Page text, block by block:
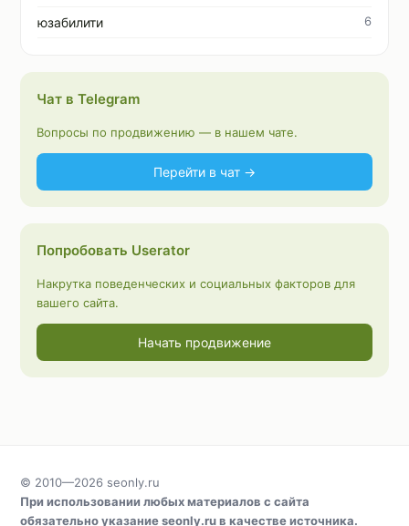
юзабилити 6
Чат в Telegram
Вопросы по продвижению — в нашем чате.
Перейти в чат →
Попробовать Userator
Накрутка поведенческих и социальных факторов для
вашего сайта.
Начать продвижение
© 2010—2026 seonly.ru
При использовании любых материалов с сайта
обязательно указаниеseonly.ruв качестве источника.